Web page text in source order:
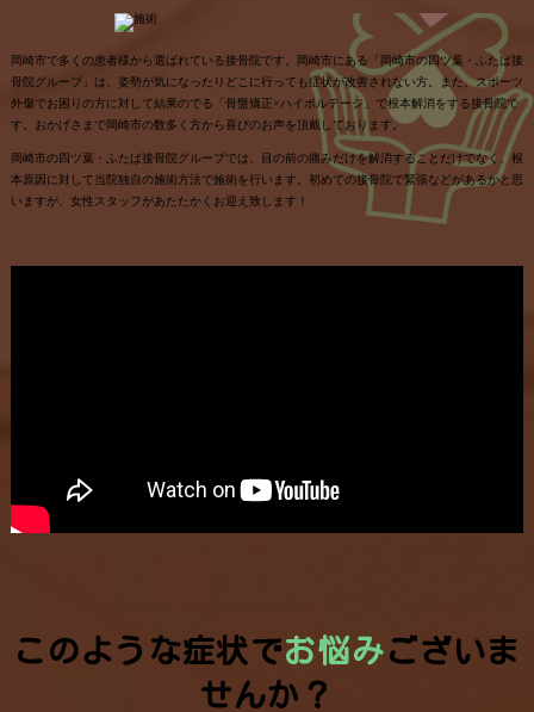
岡崎市で多くの患者様から選ばれている接骨院です。岡崎市にある「岡崎市の四ツ葉・ふたば接
骨院グループ」は、姿勢が気になったりどこに行っても症状が改善されない方。また、スポーツ
外傷でお困りの方に対して結果のでる「骨盤矯正×ハイボルテージ」で根本解消をする接骨院で
す。おかげさまで岡崎市の数多く方から喜びのお声を頂戴しております。
岡崎市の四ツ葉・ふたば接骨院グループでは、目の前の痛みだけを解消することだけでなく、根
本原因に対して当院独自の施術方法で施術を行います。初めての接骨院で緊張などがあるかと思
いますが、女性スタッフがあたたかくお迎え致します！
このような症状でお悩みございま
せんか？